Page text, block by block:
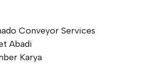
Conveyor Services
Abadi
Karya